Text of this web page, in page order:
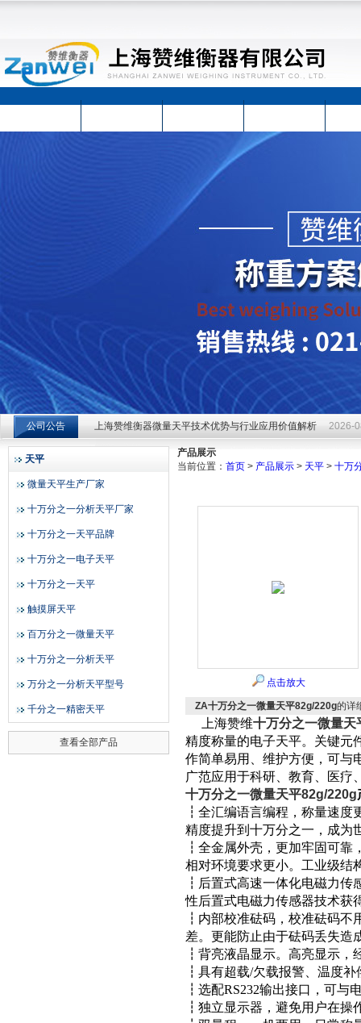
上海赞维衡器有限公司
公司公告
上海赞维衡器微量天平技术优势与行业应用价值解析 2026-
上海赞维衡器微量天平技术优势与行业应用价值解析 2026-
上海赞维衡器微量天平技术优势与行业应用价值解析
天平
微量天平生产厂家
十万分之一分析天平厂家
十万分之一天平品牌
十万分之一电子天平
十万分之一天平
触摸屏天平
百万分之一微量天平
十万分之一分析天平
万分之一分析天平型号
千分之一精密天平
查看全部产品
产品展示
当前位置： 首页 > 产品展示 > 天平 > 十万
点击放大
ZA十万分之一微量天平82g/220g的详
上海赞维十万分之一微量天
精度称量的电子天平。关键元
作简单易用、维护方便，可与
广范应用于科研、教育、医疗
十万分之一微量天平82g/220g
┇ 全汇编语言编程，称量速度
精度提升到十万分之一，成为
┇ 全金属外壳，更加牢固可靠
相对环境要求更小。工业级结
┇ 后置式高速一体化电磁力传
性后置式电磁力传感器技术获
┇ 内部校准砝码，校准砝码不
差。更能防止由于砝码丢失造
┇ 背亮液晶显示。高亮显示，
┇ 具有超载/欠载报警、温度补
┇ 选配RS232输出接口，可与
┇ 独立显示器，避免用户在操